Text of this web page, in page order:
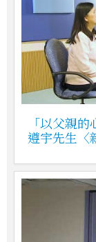
「以父親
遵宇先生〈